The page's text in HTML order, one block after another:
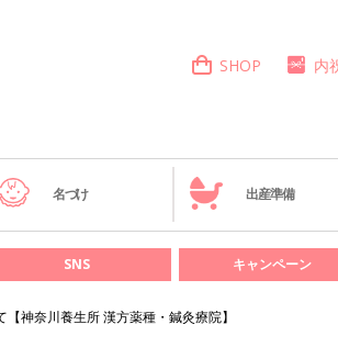
SHOP 内
名づけ 出産準備
SNS キャンペーン
神奈川養生所 漢方薬種・鍼灸療院】